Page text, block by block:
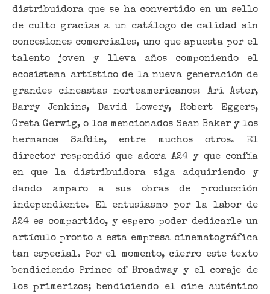
distribuidora que se ha convertido en un sello
de culto gracias a un catálogo de calidad sin
concesiones comerciales, uno que apuesta por el
talento joven y lleva años componiendo el
ecosistema artístico de la nueva generación de
grandes cineastas norteamericanos: Ari Aster,
Barry Jenkins, David Lowery, Robert Eggers,
Greta Gerwig, o los mencionados Sean Baker y los
hermanos Safdie, entre muchos otros. El
director respondió que adora A24 y que confía
en que la distribuidora siga adquiriendo y
dando amparo a sus obras de producción
independiente. El entusiasmo por la labor de
A24 es compartido, y espero poder dedicarle un
artículo pronto a esta empresa cinematográfica
tan especial. Por el momento, cierro este texto
bendiciendo Prince of Broadway y el coraje de
los primerizos; bendiciendo el cine auténtico